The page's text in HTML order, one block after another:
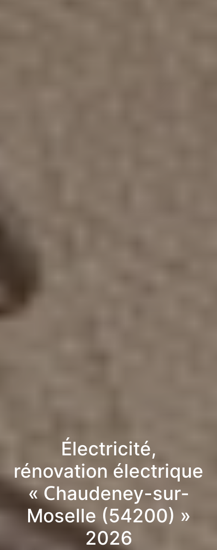
Électricité,
rénovation électrique
« Chaudeney-sur-
Moselle (54200) »
2026